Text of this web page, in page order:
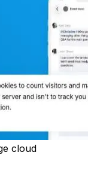
cloud